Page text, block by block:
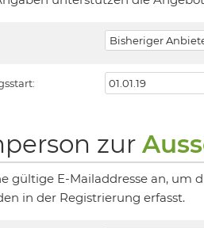
zur
gültige E-Mailaddresse an, um
in der Registrierung erfasst.